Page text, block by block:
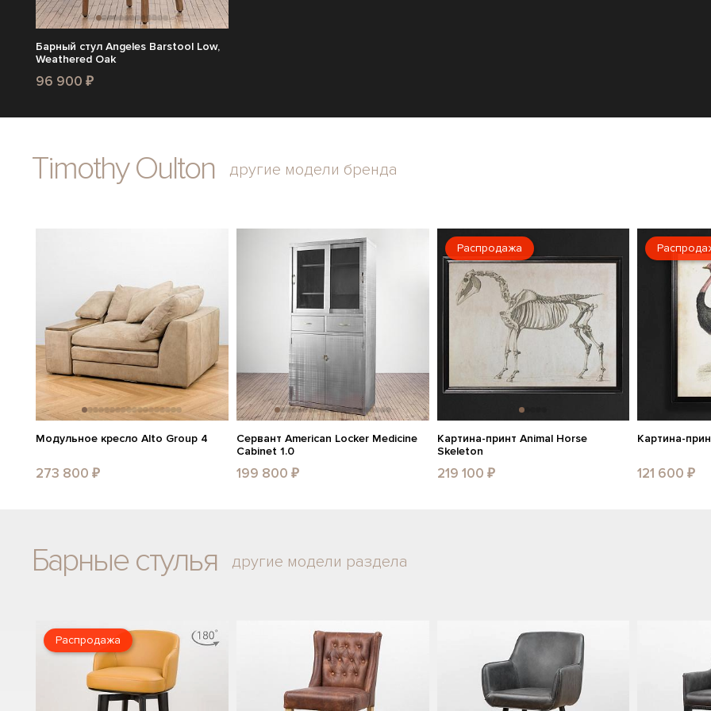
Барный стул Angeles Barstool Low,
Weathered Oak
96 900 ₽
Timothy Oulton другие модели бренда
Модульное кресло Alto Group 4
273 800 ₽
Сервант American Locker Medicine
Cabinet 1.0
199 800 ₽
Распродажа
Картина-принт Animal Horse
Skeleton
219 100 ₽
Картина-
121 600 ₽
Барные стулья другие модели раздела
Распродажа